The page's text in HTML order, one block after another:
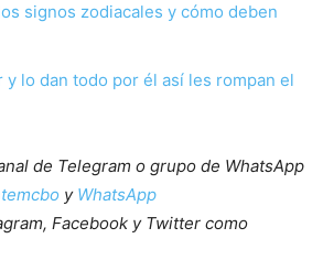
signos zodiacales y cómo deben
lo dan todo por él así les rompan el
de Telegram o grupo de WhatsApp
y WhatsApp
Facebook y Twitter como